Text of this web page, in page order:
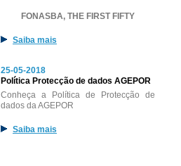
FONASBA, THE FIRST FIFTY
Saiba mais
25-05-2018
Política Protecção de dados AGEPOR
Conheça a Política de Protecção de
dados da AGEPOR
Saiba mais